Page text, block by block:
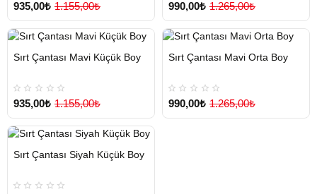
935,00₺ 1.155,00₺ 990,00₺ 1.265,00₺
TESLİMAT
Yeni Ürün
Sırt Çantası Mavi Küçük Boy
935,00₺ 1.155,00₺
TESLİMAT
Yeni Ürün
Sırt Çantası Mavi Orta Boy
990,00₺ 1.265,00₺
TESLİMAT
Yeni Ürün
Sırt Çantası Siyah Küçük Boy